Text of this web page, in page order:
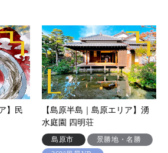
】民
【島原半島｜島原エリア】湧
水庭園 四明荘
島原市
景勝地・名勝